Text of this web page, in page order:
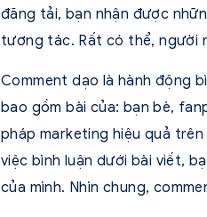
đăng tải, bạn nhận được
tương tác. Rất có thể, người
Comment dạo là hành động
bao gồm bài của: bạn bè,
pháp marketing hiệu quả
việc bình luận dưới bài viết,
của mình. Nhìn chung,